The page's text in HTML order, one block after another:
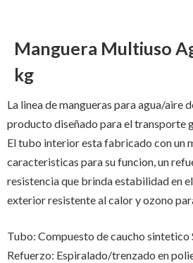
Manguera Multiuso
kg
La linea de mangueras para agua/aire
producto diseñado para el transporte
El tubo interior esta fabricado con un
caracteristicas para su funcion, un
resistencia que brinda estabilidad en
exterior resistente al calor y ozono
Tubo: Compuesto de caucho sintetico
Refuerzo: Espiralado/trenzado en